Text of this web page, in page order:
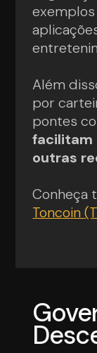
Além
por
pontes
facilitam
outras
Conheça
Toncoin